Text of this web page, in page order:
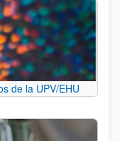
de la UPV/EHU